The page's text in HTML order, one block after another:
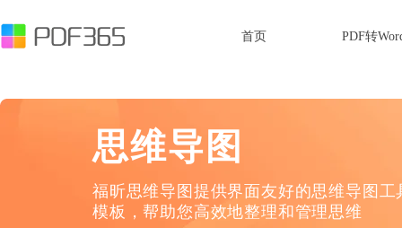
首页 PDF转
思维导图
福昕思维导图提供界面友好的思维导图
模板，帮助您高效地整理和管理思维